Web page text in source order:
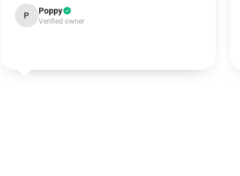
P Poppy
Verified owner